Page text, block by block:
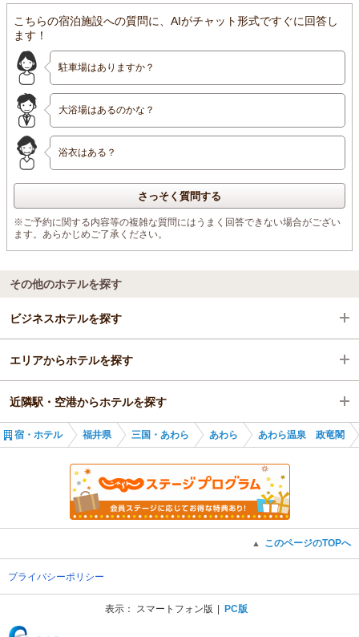
こちらの宿泊施設への質問に、AIがチャット形式ですぐに回答し
ます！
駐車場はありますか？
大浴場はあるのかな？
浴衣はある？
さっそく質問する
※ご予約に関する内容等の複雑な質問にはうまく回答できない場合がござい
ます。あらかじめご了承ください。
その他のホテルを探す
ビジネスホテルを探す
福井県
三国・あわら
あわら
あわら湯のまち駅
エリアからホテルを探す
福井県
三国・あわら
あわら湯のまち駅
近隣駅・空港からホテルを探す
あわら湯のまち駅
三国神社駅
三国駅
宿・ホテル 福井県 三国・あわら あわら あわら温泉 政竜閣
▲ このページのTOPへ
プライバシーポリシー
表示： スマートフォン版 PC版